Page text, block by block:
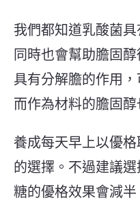
我們都知道乳酸菌具
同時也會幫助膽固
具有分解膽的作用，
而作為材料的膽固
養成每天早上以優
的選擇。不過建議
糖的優格效果會減